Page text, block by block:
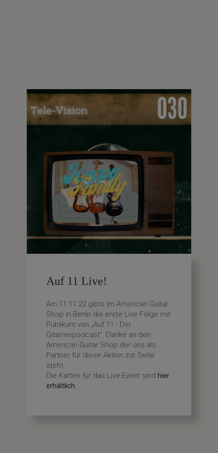
Auf 11 Live!
Am 11.11.22 gibts im American Guitar
Shop in Berlin die erste Live Folge mit
Publikum von „Auf 11 - Der
Gitarrenpodcast“. Danke an den
American Guitar Shop der uns als
Partner für diese Aktion zur Seite
steht.
Die Karten für das Live-Event sind hier
erhältlich.